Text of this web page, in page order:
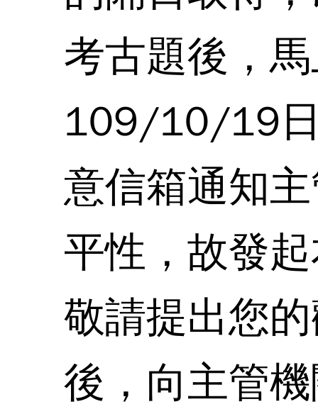
考古題後，
109/10/19日
意信箱通知
平性，故發
敬請提出您
後，向主管